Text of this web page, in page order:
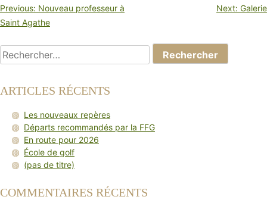
NAVIGATION
DE
Previous: Nouveau professeur à
Saint Agathe
Next: Galerie
Rechercher :
ARTICLES RÉCENTS
Les nouveaux repères
Départs recommandés par la FFG
En route pour 2026
École de golf
(pas de titre)
COMMENTAIRES RÉCENTS